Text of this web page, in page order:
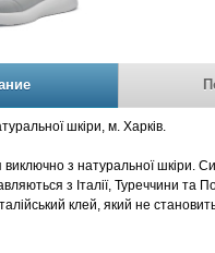
шкіри, м. Харків.
виключно з натуральної шкіри.
з Італії, Туреччини та
клей, який не